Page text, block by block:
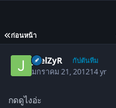
ก่อนหน้า
JoelZyR กัปตันทีม
มกราคม 21, 201214 yr
กดดูไงอ่ะ